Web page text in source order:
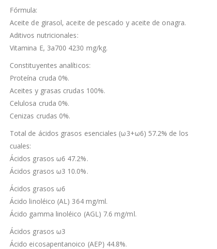
Fórmula:
Aceite de girasol, aceite de pescado y aceite de onagra.
Aditivos nutricionales:
Vitamina E, 3a700 4230 mg/kg.
Constituyentes analíticos:
Proteína cruda 0%.
Aceites y grasas crudas 100%.
Celulosa cruda 0%.
Cenizas crudas 0%.
Total de ácidos grasos esenciales (ω3+ω6) 57.2% de los
cuales:
Ácidos grasos ω6 47.2%.
Ácidos grasos ω3 10.0%.
Ácidos grasos ω6
Ácido linoléico (AL) 364 mg/ml.
Ácido gamma linoléico (AGL) 7.6 mg/ml.
Ácidos grasos ω3
Ácido eicosapentanoico (AEP) 44.8%.